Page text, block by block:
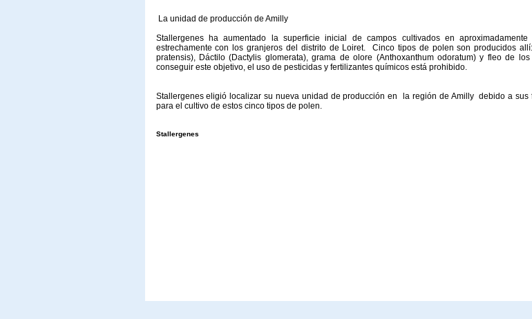
La unidad de producción de Amilly
Stallergenes ha aumentado la superficie inicial de campos cultivados en
estrechamente con los granjeros del distrito de Loiret. Cinco tipos de polen son producidos
pratensis), Dáctilo (Dactylis glomerata), grama de olore (Anthoxanthum odoratum) y fleo de
conseguir este objetivo, el uso de pesticidas y fertilizantes químicos está prohibido.
Stallergenes eligió localizar su nueva unidad de producción en la región de Amilly debido a sus
para el cultivo de estos cinco tipos de polen.
Stallergenes